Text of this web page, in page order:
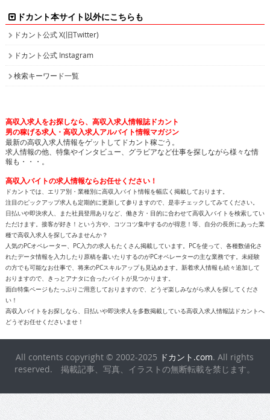
ドカント本サイト以外にこちらも
ドカント公式 X(旧Twitter)
ドカント公式 Instagram
検索キーワード一覧
高収入求人をお探しなら、高収入求人情報誌ドカント
男の稼げる求人・高収入求人アルバイト情報マガジン
最新の高収入求人情報をゲットしてドカント稼ごう。
求人情報の他、特集やインタビュー、グラビアなど仕事を探しながら様々な情
報も・・・。
高収入バイトの求人情報ならお任せください！
ドカントでは、エリア別・業種別に高収入バイト情報を幅広く掲載しております。
注目のピックアップ求人も定期的に更新して参りますので、是非チェックしてみてください。
日払いや即決求人、また社員登用ありなど、働き方・目的に合わせて高収入バイトを検索してい
ただけます。接客が好き！という方や、コツコツ集中するのが得意！等、自分の長所にあった業
種で高収入求人を探してみませんか？
人気のPCオペレーター、PC入力の求人もたくさん掲載しています。PCを使って、各種数値化さ
れたデータ情報を入力したり原稿を書いたりするのがPCオペレーターの主な業務です。未経験
の方でも可能なお仕事で、将来のPCスキルアップも見込めます。新着求人情報も続々追加して
おりますので、きっとアナタに合ったバイトが見つかります。
面白特集ページもたっぷりご用意しておりますので、どうぞ楽しみながら求人を探してくださ
い！
高収入バイトをお探しなら、日払いや即決求人を多数掲載している高収入求人情報誌ドカントへ
どうぞお任せくださいませ！
All contents copyright © 2002-2025 ドカント.com. All rights
reserved. 掲載記事、写真、イラストの無断転載を禁じます。